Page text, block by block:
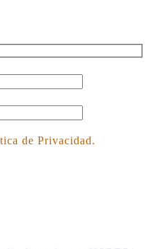
de Privacidad.